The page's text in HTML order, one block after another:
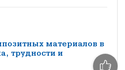
материалов в
трудности и